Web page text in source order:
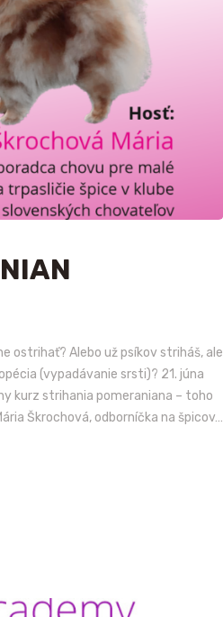
ostrihať? Alebo už psíkov striháš, ale
(vypadávanie srsti)? 21. júna
kurz strihania pomeraniana – toho
Škrochová, odborníčka na špicov…